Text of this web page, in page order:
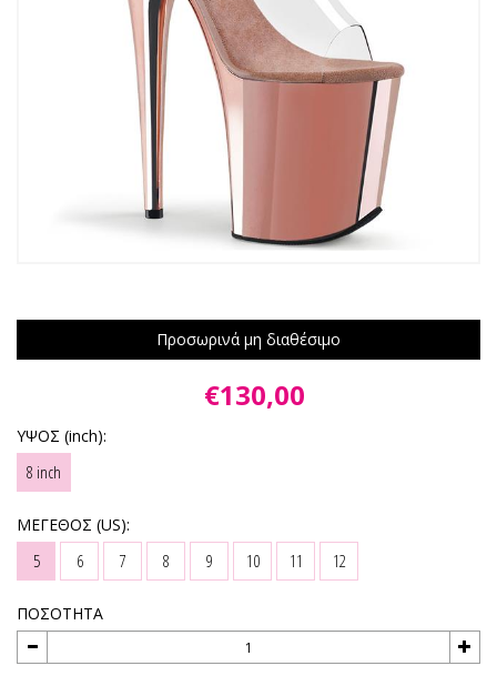
Προσωρινά μη διαθέσιμο
€130,00
ΥΨΟΣ (inch):
8 inch
ΜΕΓΕΘΟΣ (US):
5 6 7 8 9 10 11 12
ΠΟΣΟΤΗΤΑ